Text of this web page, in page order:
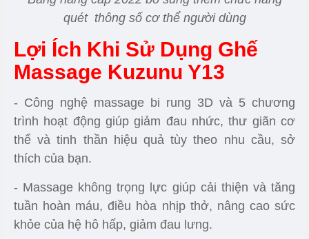
Hệ Thống Scan Body (Lấy Số Đo
Cơ Thể)
Việc nâng cấp lên phiên bản 2022 đã được nhà
thiết tính toán và tích hợp thêm chức năng Scan
Body vốn chỉ có trên hệ thống ghế massage phân
khúc tầm trung. Việc bổ sung phần chức năng này
đồng nghĩa với việc giờ đâyghế massage giá rẻ
Kuzunu Y13
và điều chỉnh số liệu sao cho phù hợp với cơ địa
từng người sử dụng.